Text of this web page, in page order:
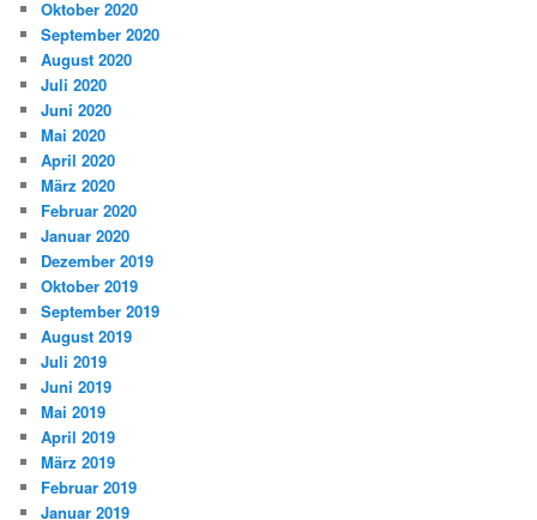
Oktober 2020
September 2020
August 2020
Juli 2020
Juni 2020
Mai 2020
April 2020
März 2020
Februar 2020
Januar 2020
Dezember 2019
Oktober 2019
September 2019
August 2019
Juli 2019
Juni 2019
Mai 2019
April 2019
März 2019
Februar 2019
Januar 2019